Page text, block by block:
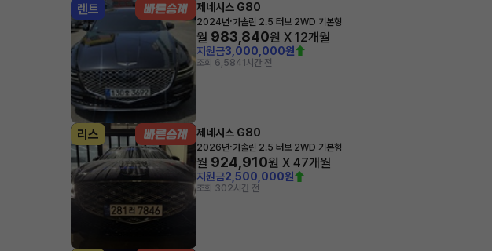
렌트 제네시스 G80
2024년·가솔린 2.5 터보 2WD 기본형
월 983,840원 X 12개월
지원금3,000,000원
조회 6,5841시간 전
리스 제네시스 G80
2026년·가솔린 2.5 터보 2WD 기본형
월 924,910원 X 47개월
지원금2,500,000원
조회 302시간 전